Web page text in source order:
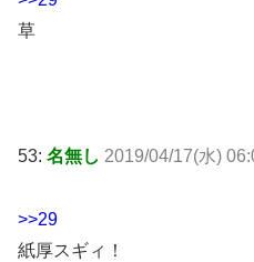
草
53: 名無し 2019/04/17(水)
>>29
紙厚スギィ！